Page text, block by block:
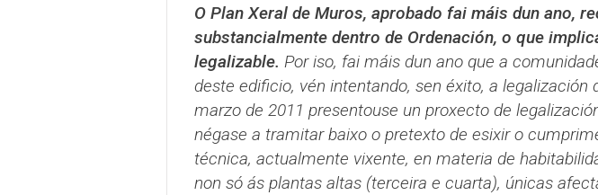
O Plan Xeral de Muros, aprobado fai máis dun ano,
substancialmente dentro de Ordenación, o que
legalizable. Por iso, fai máis dun ano que a
deste edificio, vén intentando, sen éxito, a legalización
marzo de 2011 presentouse un proxecto de
négase a tramitar baixo o pretexto de esixir o
técnica, actualmente vixente, en materia de
non só ás plantas altas (terceira e cuarta), únicas